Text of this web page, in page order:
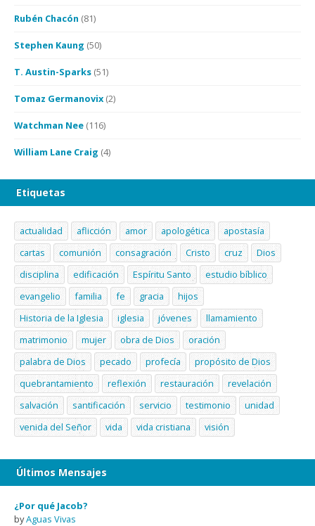
Rubén Chacón (81)
Stephen Kaung (50)
T. Austin-Sparks (51)
Tomaz Germanovix (2)
Watchman Nee (116)
William Lane Craig (4)
Etiquetas
actualidad aflicción amor apologética
apostasía
cartas
comunión consagración Cristo cruz
Dios
disciplina
edificación Espíritu Santo
estudio bíblico
evangelio
familia fe gracia
hijos
Historia de la Iglesia
iglesia jóvenes
llamamiento
matrimonio
mujer obra de Dios
oración
palabra de Dios
pecado profecía
propósito de Dios
quebrantamiento
reflexión restauración
revelación
salvación
santificación servicio testimonio
unidad
venida del Señor
vida vida cristiana visión
Últimos Mensajes
¿Por qué Jacob?
byAguas Vivas